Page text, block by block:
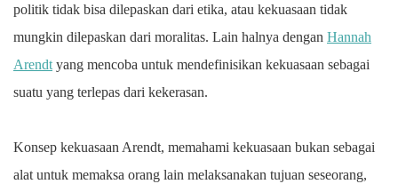
politik tidak bisa dilepaskan dari etika, atau kekuasaan tidak
mungkin dilepaskan dari moralitas. Lain halnya dengan Hannah
Arendt yang mencoba untuk mendefinisikan kekuasaan sebagai
suatu yang terlepas dari kekerasan.
Konsep kekuasaan Arendt, memahami kekuasaan bukan sebagai
alat untuk memaksa orang lain melaksanakan tujuan seseorang,